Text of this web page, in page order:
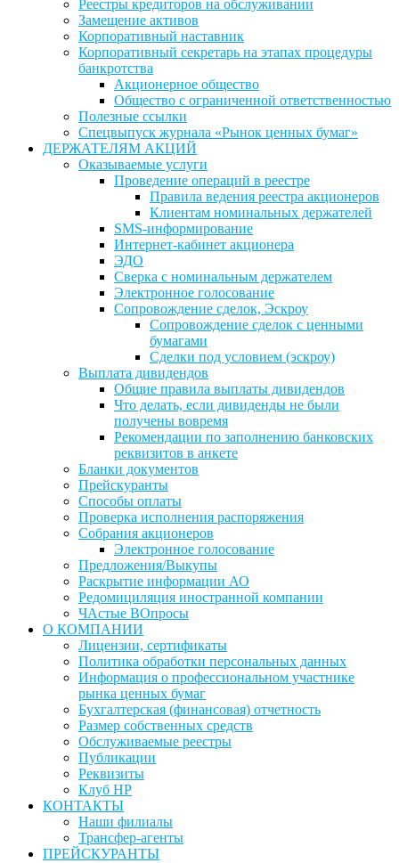
Реестры кредиторов на обслуживании
Замещение активов
Корпоративный наставник
Корпоративный секретарь на этапах процедуры
банкротства
Акционерное общество
Общество с ограниченной ответственностью
Полезные ссылки
Спецвыпуск журнала «Рынок ценных бумаг»
ДЕРЖАТЕЛЯМ АКЦИЙ
Оказываемые услуги
Проведение операций в реестре
Правила ведения реестра акционеров
Клиентам номинальных держателей
SMS-информирование
Интернет-кабинет акционера
ЭДО
Сверка с номинальным держателем
Электронное голосование
Сопровождение сделок, Эскроу
Сопровождение сделок с ценными
бумагами
Сделки под условием (эскроу)
Выплата дивидендов
Общие правила выплаты дивидендов
Что делать, если дивиденды не были
получены вовремя
Рекомендации по заполнению банковских
реквизитов в анкете
Бланки документов
Прейскуранты
Способы оплаты
Проверка исполнения распоряжения
Собрания акционеров
Электронное голосование
Предложения/Выкупы
Раскрытие информации АО
Редомициляция иностранной компании
ЧАстые ВОпросы
О КОМПАНИИ
Лицензии, сертификаты
Политика обработки персональных данных
Информация о профессиональном участнике
рынка ценных бумаг
Бухгалтерская (финансовая) отчетность
Размер собственных средств
Обслуживаемые реестры
Публикации
Реквизиты
Клуб НР
КОНТАКТЫ
Наши филиалы
Трансфер-агенты
ПРЕЙСКУРАНТЫ